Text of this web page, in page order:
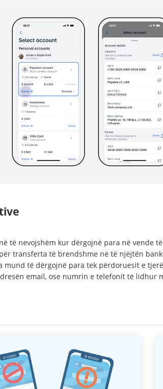
të nevojshëm kur dërgojnë para në vende
transferta të brendshme në të njëjtën
mund të dërgojnë para tek përdoruesit e
email, ose numrin e telefonit të lidhur